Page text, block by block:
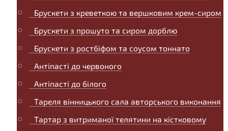
Брускети з креветкою та вершковим крем-сиром
Брускети з прошуто та сиром дорблю
Брускети з ростбіфом та соусом тоннато
Антіпасті до червоного
Антіпасті до білого
Тареля вінницького сала авторського виконання
Тартар з витриманої телятини на кістковому